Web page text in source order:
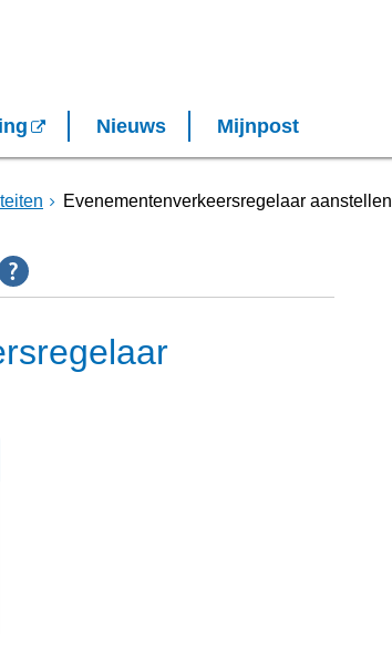
Nieuws Mijnpost
Evenementenverkeersregelaar aanstellen